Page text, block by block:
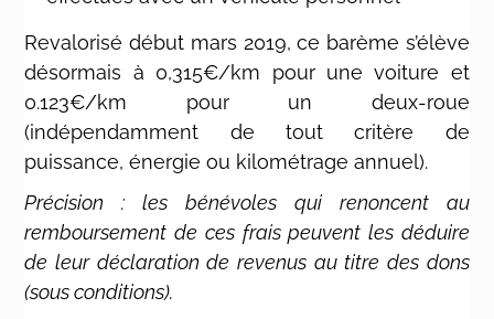
Revalorisé début mars 2019, ce barème s’élève
désormais à 0,315€/km pour une voiture et
0.123€/km pour un deux-roue
(indépendamment de tout critère de
puissance, énergie ou kilométrage annuel).
Précision : les bénévoles qui renoncent au
remboursement de ces frais peuvent les déduire
de leur déclaration de revenus au titre des dons
(sous conditions).